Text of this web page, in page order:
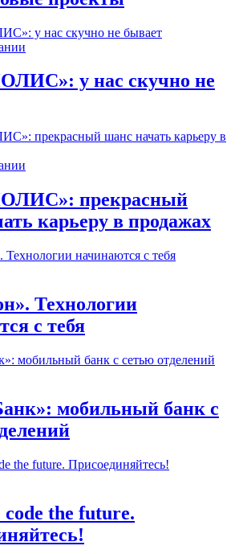
у нас скучно не
прекрасный
карьеру в продажах
Технологии
с тебя
мобильный банк с
the future.